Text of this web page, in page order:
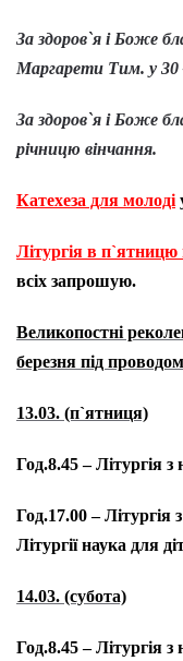
За здоров`я і Боже
Маргарети Тим. у 30
За здоров`я і Боже
річницю вінчання.
Катехеза для молоді
Літургія в п`ятницю
всіх запрошую.
Великопостні
березня під
13.03. (п`ятниця)
Год.8.45 – Літургія з
Год.17.00 – Літургія
Літургії наука для
14.03. (субота)
Год.8.45 – Літургія з